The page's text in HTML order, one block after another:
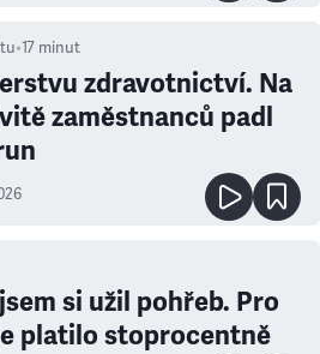
•17 minut
zdravotnictví. Na
zaměstnanců padl
si užil pohřeb. Pro
platilo stoprocentně